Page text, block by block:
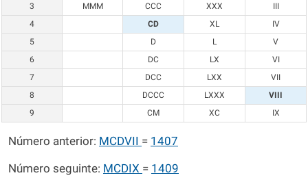
3
MMM CCC XXX
III
4
CD XL
IV
5
D L
V
6
DC LX
VI
7
DCC LXX
VII
8
DCCC LXXX
VIII
9
CM XC IX
Número anterior: MCDVII = 1407
Número seguinte: MCDIX = 1409